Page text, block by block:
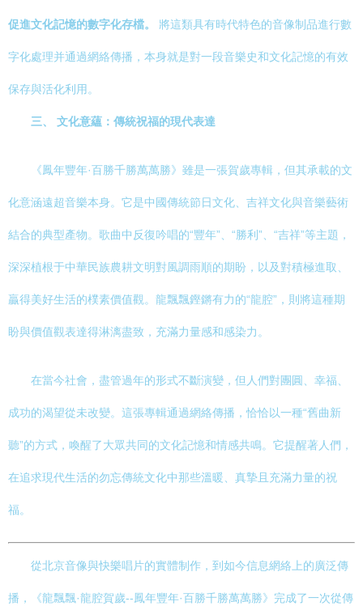
促進文化記憶的數字化存檔。 將這類具有時代特色的音像制品進行數
字化處理并通過網絡傳播，本身就是對一段音樂史和文化記憶的有效
保存與活化利用。
三、 文化意蘊：傳統祝福的現代表達
《鳳年豐年·百勝千勝萬萬勝》雖是一張賀歲專輯，但其承載的文
化意涵遠超音樂本身。它是中國傳統節日文化、吉祥文化與音樂藝術
結合的典型產物。歌曲中反復吟唱的“豐年”、“勝利”、“吉祥”等主題，
深深植根于中華民族農耕文明對風調雨順的期盼，以及對積極進取、
贏得美好生活的樸素價值觀。龍飄飄鏗鏘有力的“龍腔”，則將這種期
盼與價值觀表達得淋漓盡致，充滿力量感和感染力。
在當今社會，盡管過年的形式不斷演變，但人們對團圓、幸福、
成功的渴望從未改變。這張專輯通過網絡傳播，恰恰以一種“舊曲新
聽”的方式，喚醒了大眾共同的文化記憶和情感共鳴。它提醒著人們，
在追求現代生活的勿忘傳統文化中那些溫暖、真摯且充滿力量的祝
福。
從北京音像與快樂唱片的實體制作，到如今信息網絡上的廣泛傳
播，《龍飄飄·龍腔賀歲--鳳年豐年·百勝千勝萬萬勝》完成了一次從傳